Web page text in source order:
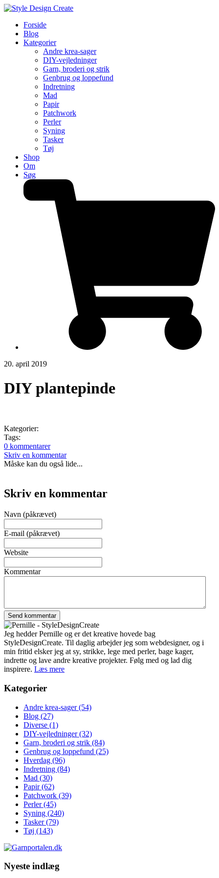
Forside
Blog
Kategorier
Andre krea-sager
DIY-vejledninger
Garn, broderi og strik
Genbrug og loppefund
Indretning
Mad
Papir
Patchwork
Perler
Syning
Tasker
Tøj
Shop
Om
Søg
20. april 2019
DIY plantepinde
Kategorier:
Tags:
0 kommentarer
Skriv en kommentar
Måske kan du også lide...
Skriv en kommentar
Navn (påkrævet)
E-mail (påkrævet)
Website
Kommentar
Jeg hedder Pernille og er det kreative hovede bag
StyleDesignCreate. Til daglig arbejder jeg som webdesigner, og i
min fritid elsker jeg at sy, strikke, lege med perler, bage kager,
indrette og lave andre kreative projekter. Følg med og lad dig
inspirere. Læs mere
Kategorier
Andre krea-sager(54)
Blog (27)
Diverse (1)
DIY-vejledninger(32)
Garn, broderi og strik (84)
Genbrug og loppefund (25)
Hverdag (96)
Indretning (84)
Mad (30)
Papir(62)
Patchwork (39)
Perler(45)
Syning (240)
Tasker(79)
Tøj (143)
Nyeste indlæg